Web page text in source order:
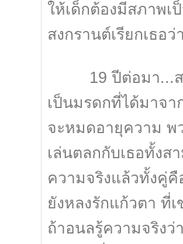
ให้เด็กต้องมีสภาพเ
สงกรานต์เรียกเธอว่
19 ปีต่อมา...สา
เป็นมรดกที่ได้มาจ
จะหมดอายุความ พ
เล่นตลกกับเธอทั้งส
ความจริงแล้วทั้งคู่
ยังหลงรักแก้วตา ที่
ถ้าอนลรู้ความจริง